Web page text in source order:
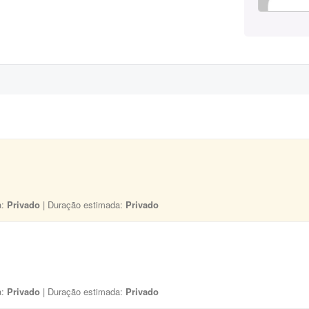
Privado | Duração estimada: Privado
Privado | Duração estimada: Privado